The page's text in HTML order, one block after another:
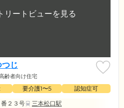
じ
齢者向け住宅
要介護1〜5
認知症可
２３号
三本松口駅